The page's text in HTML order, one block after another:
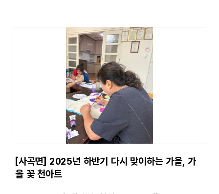
[사곡면] 2025년 하반기 다시 맞이하는 가을, 가
을 꽃 천아트